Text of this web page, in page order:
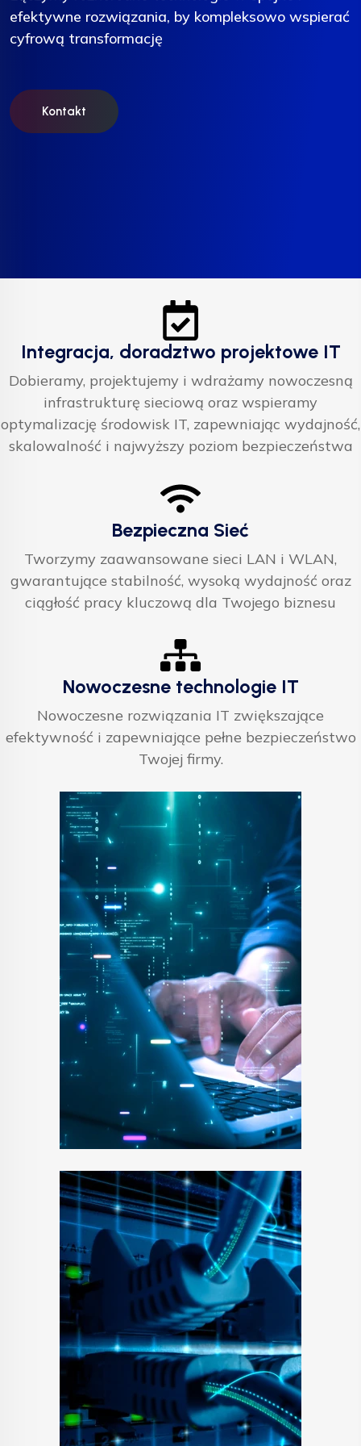
efektywne rozwiązania, by kompleksowo wspierać
cyfrową transformację
Kontakt
efektywne rozwiązania, by kompleksowo wspierać
cyfrową transformację
Kontakt
efektywne rozwiązania, by kompleksowo wspierać
cyfrową transformację
Kontakt
Integracja, doradztwo projektowe IT
Dobieramy, projektujemy i wdrażamy nowoczesną
infrastrukturę sieciową oraz wspieramy
optymalizację środowisk IT, zapewniając wydajność,
skalowalność i najwyższy poziom bezpieczeństwa
Bezpieczna Sieć
Tworzymy zaawansowane sieci LAN i WLAN,
gwarantujące stabilność, wysoką wydajność oraz
ciągłość pracy kluczową dla Twojego biznesu
Nowoczesne technologie IT
Nowoczesne rozwiązania IT zwiększające
efektywność i zapewniające pełne bezpieczeństwo
Twojej firmy.